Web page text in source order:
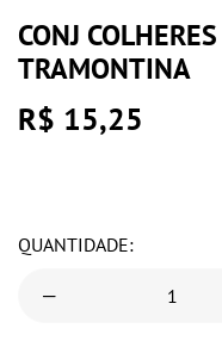
CONJ
TRAMONTINA
R$ 15,25
QUANTIDADE: